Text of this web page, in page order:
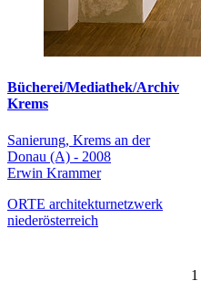
1
Bücherei/Mediathek/Archiv
Krems
Sanierung, Krems an der
Donau (A) - 2008
Erwin Krammer
ORTE architekturnetzwerk
niederösterreich